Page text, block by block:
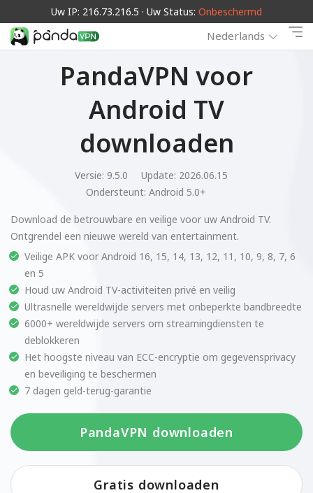
Uw IP: 216.73.216.5 · Uw Status: Onbeschermd
Nederlands
PandaVPN voor
Android TV
downloaden
Versie: 9.5.0
Update: 2026.06.15
Ondersteunt: Android 5.0+
Download de betrouwbare en veilige voor uw Android TV.
Ontgrendel een nieuwe wereld van entertainment.
Veilige APK voor Android 16, 15, 14, 13, 12, 11, 10, 9, 8, 7, 6
en 5
Houd uw Android TV-activiteiten privé en veilig
Ultrasnelle wereldwijde servers met onbeperkte bandbreedte
6000+ wereldwijde servers om streamingdiensten te
deblokkeren
Het hoogste niveau van ECC-encryptie om gegevensprivacy
en beveiliging te beschermen
7 dagen geld-terug-garantie
PandaVPN downloaden
Gratis downloaden